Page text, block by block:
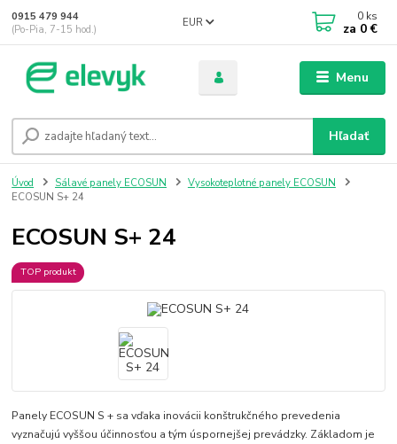
Menu
EUR
Hľadať
0915 479 944
(Po-Pia, 7-15 hod.)
0 ks
za 0 €
Úvod Sálavé panely ECOSUN
Vysokoteplotné panely ECOSUN
ECOSUN S+ 24
ECOSUN S+ 24
TOP produkt
Panely ECOSUN S + sa vďaka inovácii konštrukčného prevedenia
vyznačujú vyššou účinnosťou a tým úspornejšej prevádzky. Základom je